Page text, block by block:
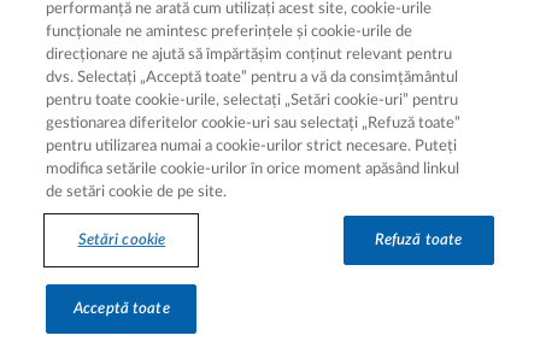
util să știți motivele pentru care cineva
spune ceva16
Concluzie:Nu așteptați ca furia și frustrarea
să se acumuleze. Exprimați-vă sentimentele de
îndată ce le identificați. Dacă nu le exprimați,
este mai probabil să vă exprimați furia într-un
mod nesănătos.
performanță ne arată cum utilizați acest site, cookie-urile
funcționale ne amintesc preferințele și cookie-urile de
direcționare ne ajută să împărtășim conținut relevant pentru
dvs. Selectați „Acceptă toate” pentru a vă da consimțământul
pentru toate cookie-urile, selectați „Setări cookie-uri” pentru
gestionarea diferitelor cookie-uri sau selectați „Refuză toate”
pentru utilizarea numai a cookie-urilor strict necesare. Puteți
modifica setările cookie-urilor în orice moment apăsând linkul
de setări cookie de pe site.
Setări cookie Refuză toate
Acceptă toate